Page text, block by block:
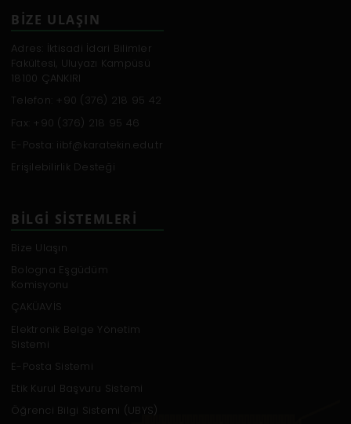
BİZE ULAŞIN
Adres: İktisadi İdari Bilimler
Fakültesi, Uluyazı Kampüsü
18100 ÇANKIRI
Telefon: +90 (376) 218 95 42
Fax: +90 (376) 218 95 46
E-Posta: iibf@karatekin.edu.tr
Erişilebilirlik Desteği
BILGI SISTEMLERI
Bize Ulaşın
Bologna Eşgüdüm
Komisyonu
ÇAKÜAVİS
Elektronik Belge Yönetim
Sistemi
E-Posta Sistemi
Etik Kurul Başvuru Sistemi
Öğrenci Bilgi Sistemi (UBYS)